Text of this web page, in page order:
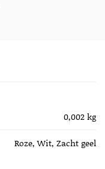
0,002 kg
Roze, Wit, Zacht geel